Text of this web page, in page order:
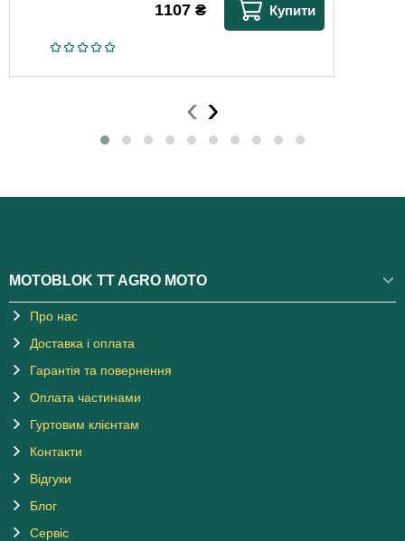
1107 ₴ Купити
‹ ›
MOTOBLOK TT AGRO MOTO
Про нас
Доставка і оплата
Гарантія та повернення
Оплата частинами
Гуртовим клієнтам
Контакти
Відгуки
Блог
Сервіс